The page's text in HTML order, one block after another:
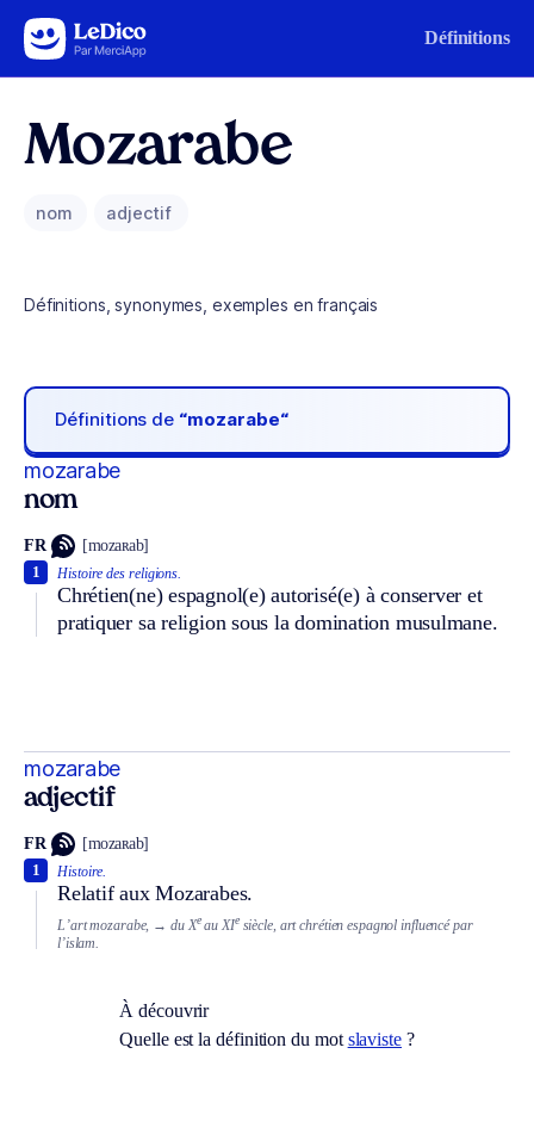
Aller au contenu Définitions
Mozarabe
nom adjectif
Définitions, synonymes, exemples en français
Définitions de “mozarabe“
mozarabe
nom
FR [mozaʀab]
Histoire des religions.
Chrétien(ne) espagnol(e) autorisé(e) à conserver et
pratiquer sa religion sous la domination musulmane.
1
mozarabe
adjectif
FR [mozaʀab]
Histoire.
Relatif aux Mozarabes.
1
L’art mozarabe, → du Xeau XIesiècle, art chrétien espagnol influencé par
l’islam.
À découvrir
Quelle est la définition du mot slaviste?